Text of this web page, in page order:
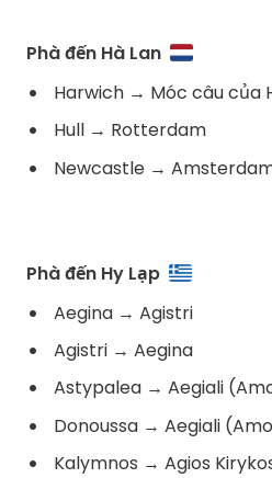
Phà đến Hà Lan
Harwich → Móc câu của
Hull → Rotterdam
Newcastle →
Phà đến Hy Lạp
Aegina → Agistri
Agistri → Aegina
Astypalea → Aegiali
Donoussa → Aegiali
Kalymnos → Agios